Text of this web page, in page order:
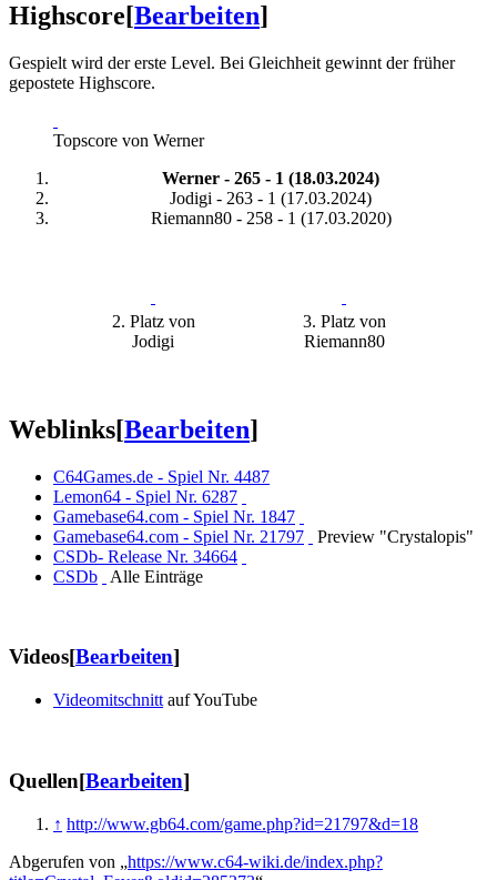
Highscore[Bearbeiten]
Gespielt wird der erste Level. Bei Gleichheit gewinnt der früher
gepostete Highscore.
Topscore von Werner
Werner - 265 - 1 (18.03.2024)
Jodigi - 263 - 1 (17.03.2024)
Riemann80 - 258 - 1 (17.03.2020)
2. Platz von
Jodigi
3. Platz von
Riemann80
Weblinks[Bearbeiten]
C64Games.de - Spiel Nr. 4487
Lemon64 - Spiel Nr. 6287
Gamebase64.com - Spiel Nr. 1847
Gamebase64.com - Spiel Nr. 21797
Preview "Crystalopis"
CSDb- Release Nr. 34664
CSDb
Alle Einträge
Videos[Bearbeiten]
Videomitschnitt auf YouTube
Quellen[Bearbeiten]
↑ http://www.gb64.com/game.php?id=21797&d=18
Abgerufen von „https://www.c64-wiki.de/index.php?